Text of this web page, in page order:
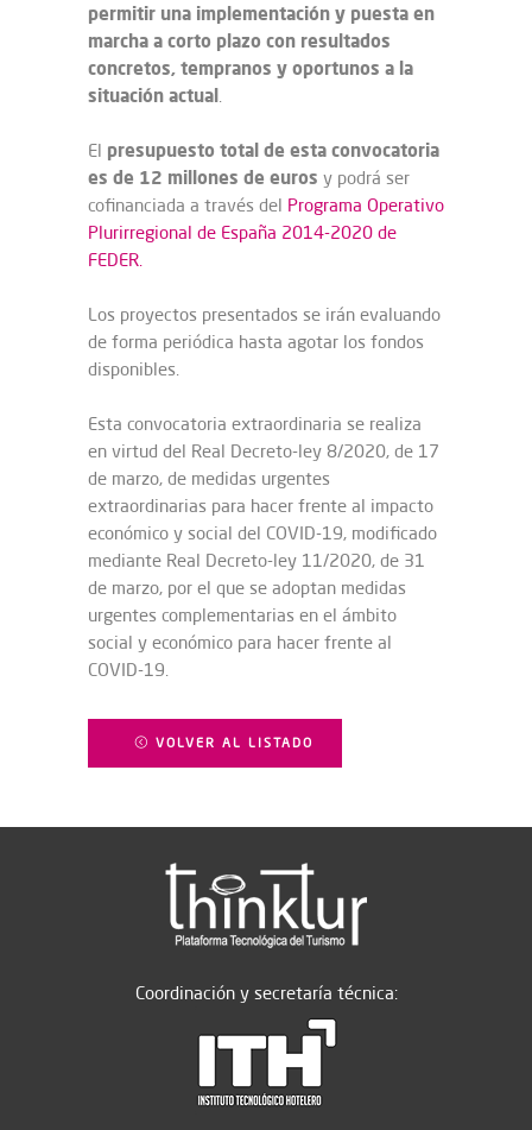
permitir una implementación y puesta en
marcha a corto plazo con resultados
concretos, tempranos y oportunos a la
situación actual.
El presupuesto total de esta convocatoria
es de 12 millones de euros y podrá ser
cofinanciada a través del Programa Operativo
Plurirregional de España 2014-2020 de
FEDER.
Los proyectos presentados se irán evaluando
de forma periódica hasta agotar los fondos
disponibles.
Esta convocatoria extraordinaria se realiza
en virtud del Real Decreto-ley 8/2020, de 17
de marzo, de medidas urgentes
extraordinarias para hacer frente al impacto
económico y social del COVID-19, modificado
mediante Real Decreto-ley 11/2020, de 31
de marzo, por el que se adoptan medidas
urgentes complementarias en el ámbito
social y económico para hacer frente al
COVID-19.
VOLVER AL LISTADO
Coordinación y secretaría técnica: